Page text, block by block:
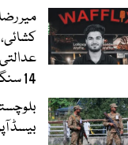
میر
14 سنگین خامیاں نکل آئیں
بیسڈ آپریشنز،